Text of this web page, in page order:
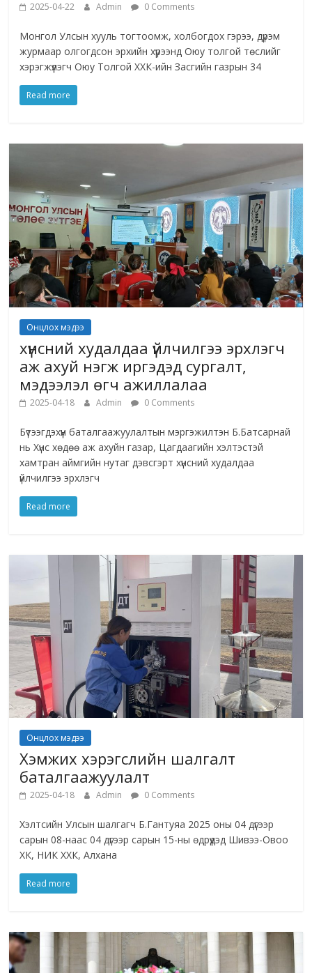
2025-04-22 Admin 0 Comments
Монгол Улсын хууль тогтоомж, холбогдох гэрээ, дүрэм
журмаар олгогдсон эрхийн хүрээнд Оюу толгой төслийг
хэрэгжүүлэгч Оюу Толгой ХХК-ийн Засгийн газрын 34
Read more
Онцлох мэдээ
хүнсний худалдаа үйлчилгээ эрхлэгч
аж ахуй нэгж иргэдэд сургалт,
мэдээлэл өгч ажиллалаа
2025-04-18 Admin 0 Comments
Бүтээгдэхүүн баталгаажуулалтын мэргэжилтэн Б.Батсарнай
нь Хүнс хөдөө аж ахуйн газар, Цагдаагийн хэлтэстэй
хамтран аймгийн нутаг дэвсгэрт хүнсний худалдаа
үйлчилгээ эрхлэгч
Read more
Онцлох мэдээ
Хэмжих хэрэгслийн шалгалт
баталгаажуулалт
2025-04-18 Admin 0 Comments
Хэлтсийн Улсын шалгагч Б.Гантуяа 2025 оны 04 дүгээр
сарын 08-наас 04 дүгээр сарын 15-ны өдрүүдэд Шивээ-Овоо
ХК, НИК ХХК, Алхана
Read more